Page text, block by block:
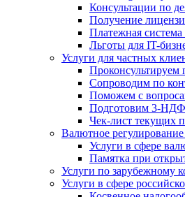
Консультации по
Получение
Платежная
Льготы для IT-
Услуги для частных
Сопроводим по
Поможем с
Подготовим 3-
Чек-лист текущих
Валютное
Услуги в сфере
Памятка при
Услуги по зарубежному
Услуги в сфере